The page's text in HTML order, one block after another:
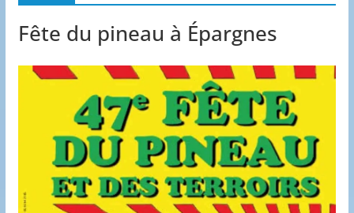
Fête du pineau à Épargnes